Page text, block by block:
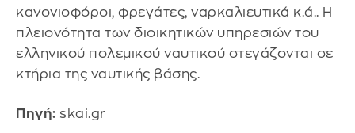
κανονιοφόροι, φρεγάτες, ναρκαλιευτικά κ.ά.. Η
πλειονότητα των διοικητικών υπηρεσιών του
ελληνικού πολεμικού ναυτικού στεγάζονται σε
κτήρια της ναυτικής βάσης.
Πηγή: skai.gr